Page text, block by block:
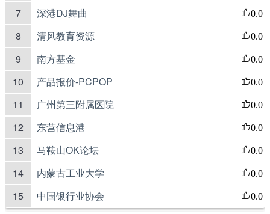
7 深港DJ舞曲 0.0
8 清风教育资源 0.0
9 南方基金 0.0
10 产品报价-PCPOP 0.0
11 广州第三附属医院 0.0
12 东营信息港 0.0
13 马鞍山OK论坛 0.0
14 内蒙古工业大学 0.0
15 中国银行业协会 0.0